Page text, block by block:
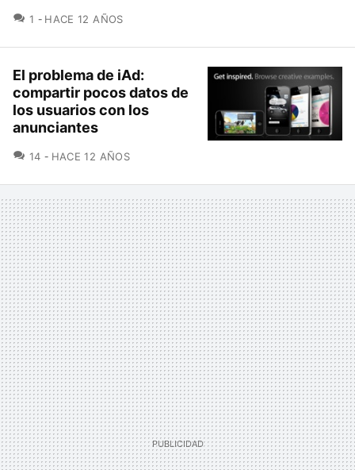
1 COMENTARIOS
HACE 12 AÑOS
El problema de iAd:
compartir pocos datos de
los usuarios con los
anunciantes
14 COMENTARIOS
HACE 12 AÑOS